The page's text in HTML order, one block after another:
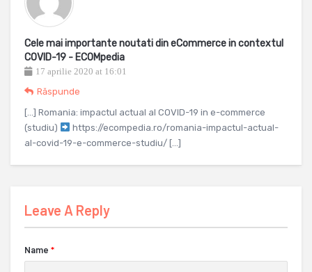
Cele mai importante noutati din eCommerce in contextul
COVID-19 - ECOMpedia
17 aprilie 2020 at 16:01
Răspunde
[…] Romania: impactul actual al COVID-19 in e-commerce
(studiu)
https://ecompedia.ro/romania-impactul-actual-
al-covid-19-e-commerce-studiu/ […]
Leave A Reply
Name *